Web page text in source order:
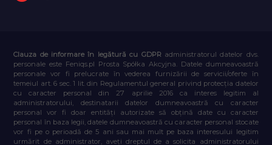
Clauza de informare în legătură cu GDPR administratorul datelor dvs.
personale este Feniqs.pl Prosta Spółka Akcyjna. Datele dumneavoastră
personale vor fi prelucrate în vederea furnizării de servicii/oferte în
temeiul art. 6 sec. 1 lit. din Regulamentul general privind protecția datelor
cu caracter personal din 27 aprilie 2016 ca interes legitim al
administratorului, destinatarii datelor dumneavoastră cu caracter
personal vor fi doar entități autorizate să obțină date cu caracter
personal în baza legii, datele dumneavoastră cu caracter personal stocate
vor fi pe o perioadă de 5 ani sau mai mult pe baza interesului legitim
urmărit de administrator, aveți dreptul de a solicita administratorului